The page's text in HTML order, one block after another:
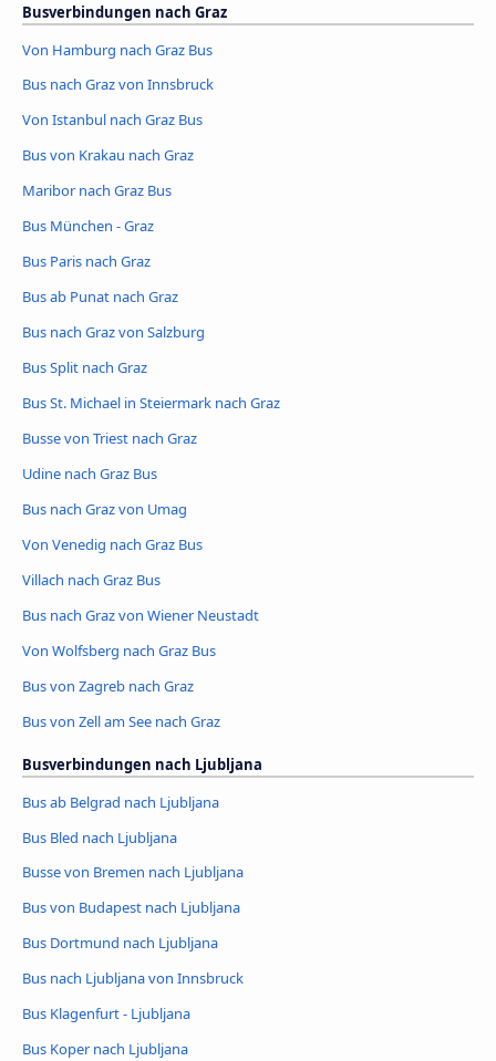
Busverbindungen nach Graz
Von Hamburg nach Graz Bus
Bus nach Graz von Innsbruck
Von Istanbul nach Graz Bus
Bus von Krakau nach Graz
Maribor nach Graz Bus
Bus München - Graz
Bus Paris nach Graz
Bus ab Punat nach Graz
Bus nach Graz von Salzburg
Bus Split nach Graz
Bus St. Michael in Steiermark nach Graz
Busse von Triest nach Graz
Udine nach Graz Bus
Bus nach Graz von Umag
Von Venedig nach Graz Bus
Villach nach Graz Bus
Bus nach Graz von Wiener Neustadt
Von Wolfsberg nach Graz Bus
Bus von Zagreb nach Graz
Bus von Zell am See nach Graz
Busverbindungen nach Ljubljana
Bus ab Belgrad nach Ljubljana
Bus Bled nach Ljubljana
Busse von Bremen nach Ljubljana
Bus von Budapest nach Ljubljana
Bus Dortmund nach Ljubljana
Bus nach Ljubljana von Innsbruck
Bus Klagenfurt - Ljubljana
Bus Koper nach Ljubljana